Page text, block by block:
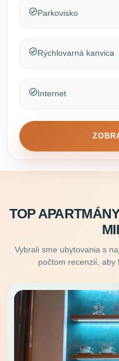
Parkovisko
Rýchlovarná kanvica
Internet
TOP
Vybrali sme ubytovania s
počtom recenzií, aby